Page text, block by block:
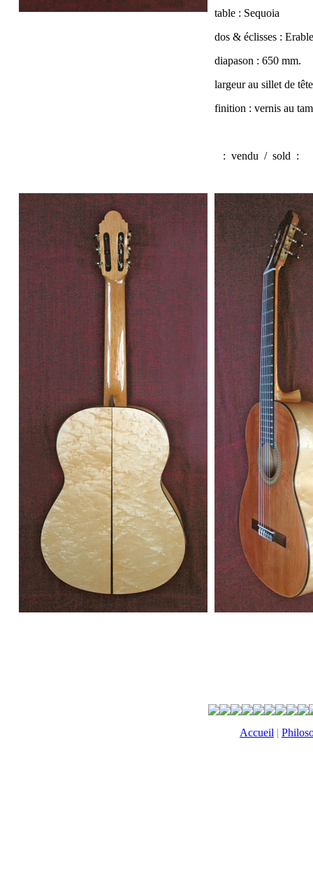
table : Sequoia
dos & éclisses :
diapason : 650 mm.
largeur au sillet de
finition : vernis au
: vendu / sold :
Accueil |